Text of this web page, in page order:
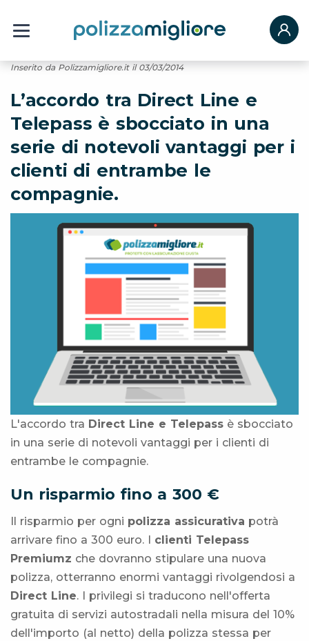
Inserito da Polizzamigliore.it il 03/03/2014
L’accordo tra Direct Line e
Telepass è sbocciato in una
serie di notevoli vantaggi per i
clienti di entrambe le
compagnie.
L'accordo tra Direct Line e Telepass è sbocciato
in una serie di notevoli vantaggi per i clienti di
entrambe le compagnie.
Un risparmio fino a 300 €
Il risparmio per ogni polizza assicurativa potrà
arrivare fino a 300 euro. I clienti Telepass
Premiumz che dovranno stipulare una nuova
polizza, otterranno enormi vantaggi rivolgendosi a
Direct Line. I privilegi si traducono nell'offerta
gratuita di servizi autostradali nella misura del 10%
dell'importo (al netto) della polizza stessa per